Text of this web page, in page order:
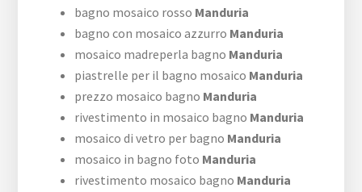
bagno mosaico rosso Manduria
bagno con mosaico azzurro Manduria
mosaico madreperla bagno Manduria
piastrelle per il bagno mosaico Manduria
prezzo mosaico bagno Manduria
rivestimento in mosaico bagno Manduria
mosaico di vetro per bagno Manduria
mosaico in bagno foto Manduria
rivestimento mosaico bagno Manduria